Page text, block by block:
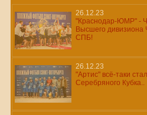
26.12.23
"Краснодар-ЮМР" -
Высшего дивизиона
СПБ!
26.12.23
"Артис" всё-таки
Серебряного Кубка..